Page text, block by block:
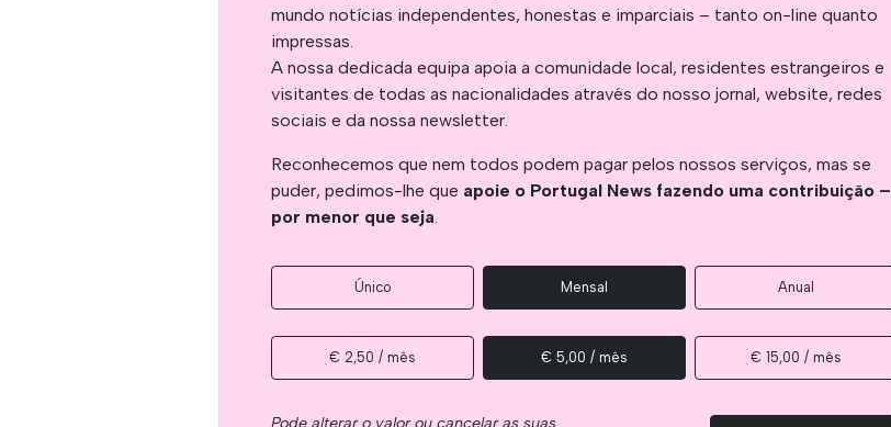
mundo notícias independentes, honestas e imparciais – tanto on-line quanto
impressas.
A nossa dedicada equipa apoia a comunidade local, residentes estrangeiros e
visitantes de todas as nacionalidades através do nosso jornal, website, redes
sociais e da nossa newsletter.
Reconhecemos que nem todos podem pagar pelos nossos serviços, mas se
puder, pedimos-lhe que apoie o Portugal News fazendo uma contribuição –
por menor que seja.
Único Mensal Anual
€ 2,50 / mês € 5,00 / mês € 15,00 / mês
Pode alterar o valor ou cancelar as suas